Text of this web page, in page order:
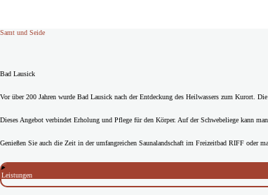
Samt und Seide
Bad Lausick
Vor über 200 Jahren wurde Bad Lausick nach der Entdeckung des Heilwassers zum Kurort.
Dieses Angebot verbindet Erholung und Pflege für den Körper. Auf der Schwebeliege kann
Genießen Sie auch die Zeit in der umfangreichen Saunalandschaft im Freizeitbad RIFF oder
Leistungen